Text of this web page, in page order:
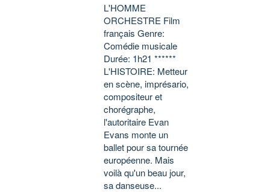
L'HOMME
ORCHESTRE Film
français Genre:
Comédie musicale
Durée: 1h21 ******
L'HISTOIRE: Metteur
en scène, imprésario,
compositeur et
chorégraphe,
l'autoritaire Evan
Evans monte un
ballet pour sa tournée
européenne. Mais
voilà qu'un beau jour,
sa danseuse...